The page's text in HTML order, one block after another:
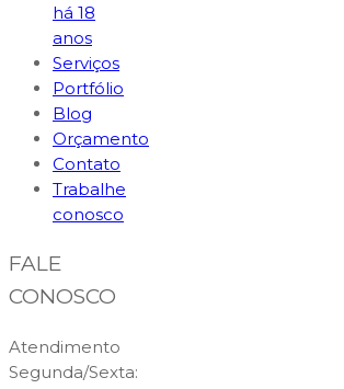
há 18
anos
Serviços
Portfólio
Blog
Orçamento
Contato
Trabalhe
conosco
FALE
CONOSCO
Atendimento
Segunda/Sexta: